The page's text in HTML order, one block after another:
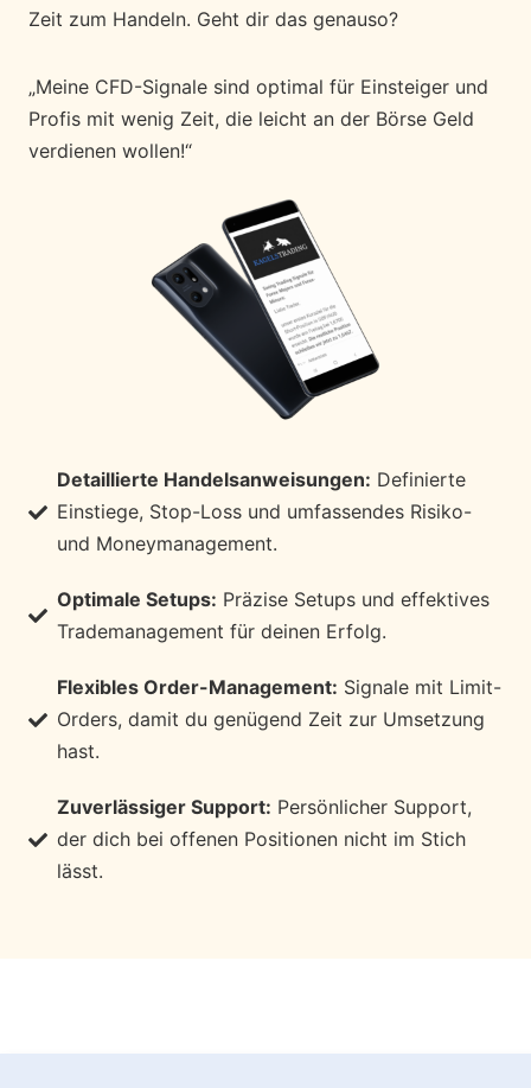
Zeit zum Handeln. Geht dir das genauso?
„Meine CFD-Signale sind optimal für Einsteiger und
Profis mit wenig Zeit, die leicht an der Börse Geld
verdienen wollen!“
Detaillierte Handelsanweisungen: Definierte
Einstiege, Stop-Loss und umfassendes Risiko-
und Moneymanagement.
Optimale Setups: Präzise Setups und effektives
Trademanagement für deinen Erfolg.
Flexibles Order-Management: Signale mit Limit-
Orders, damit du genügend Zeit zur Umsetzung
hast.
Zuverlässiger Support: Persönlicher Support,
der dich bei offenen Positionen nicht im Stich
lässt.